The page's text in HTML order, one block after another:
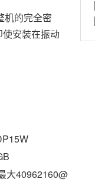
的完全密
使安装在振动
大40962160@